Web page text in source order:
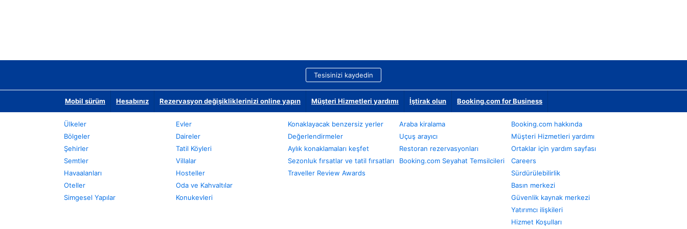
Tesisinizi kaydedin
Mobil sürüm Hesabınız Rezervasyon değişikliklerinizi online yapın Müşteri Hizmetleri yardımı İştirak olun Booking.com for Business
Ülkeler
Bölgeler
Şehirler
Semtler
Havaalanları
Oteller
Simgesel Yapılar
Evler
Daireler
Tatil Köyleri
Villalar
Hosteller
Oda ve Kahvaltılar
Konukevleri
Konaklayacak benzersiz yerler
Değerlendirmeler
Aylık konaklamaları keşfet
Sezonluk fırsatlar ve tatil fırsatları
Traveller Review Awards
Araba kiralama
Uçuş arayıcı
Restoran rezervasyonları
Booking.com Seyahat Temsilcileri
Booking.com hakkında
Müşteri Hizmetleri yardımı
Ortaklar için yardım sayfası
Careers
Sürdürülebilirlik
Basın merkezi
Güvenlik kaynak merkezi
Yatırımcı ilişkileri
Hizmet Koşulları